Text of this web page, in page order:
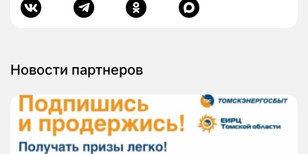
Новости партнеров